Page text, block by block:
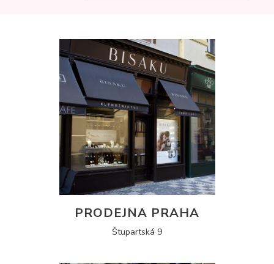
PRODEJNA PRAHA
Štupartská 9